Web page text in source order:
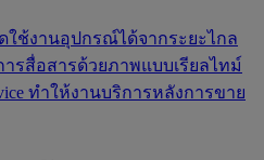
ใช้งานอุปกรณ์ได้จากระยะไกล
ารสื่อสารด้วยภาพแบบเรียลไทม์
ทำให้งานบริการหลังการขาย